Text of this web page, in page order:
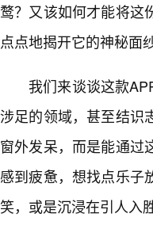
鹜？又该如何才能将这
点点地揭开它的神秘面纱
我们来谈谈这款
涉足的领域，甚至结识
窗外发呆，而是能通过
感到疲惫，想找点乐子
笑，或是沉浸在引人入